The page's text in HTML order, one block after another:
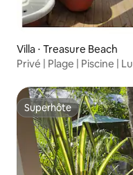
Villa ⋅ Treasure Beach
Privé | Plage | Piscine |
Superhôte
Superhôte